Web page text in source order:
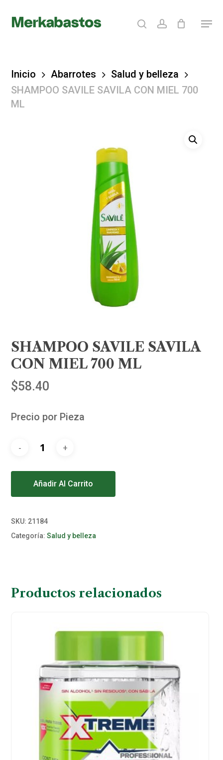
searchaccount Menu
Inicio Abarrotes
Salud y belleza
SHAMPOO SAVILE SAVILA CON MIEL 700
ML
SHAMPOO SAVILE SAVILA
CON MIEL 700 ML
$58.40
Precio por Pieza
Añadir Al Carrito
SKU: 21184
Categoría:Salud y belleza
Productos relacionados
Close